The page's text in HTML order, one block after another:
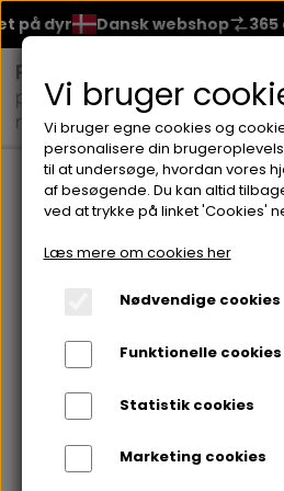
dyr Dansk webshop 365
MAKEUP
ANSIGT
FOUNDATION
BLUSH
BRYN
GEL
ØJNE
HUDPLEJE
ØJENCREME
HÅRPLEJE
SHAMPOO
Forside Brands Seventeen
Vi bruger
Vi bruger egne cookies og
personalisere din
til at undersøge, hvordan vores
af besøgende. Du kan altid
ved at trykke på linket 'Cookies'
Læs mere om cookies her
Nødvendige cookies
Funktionelle cookies
Statistik cookies
Marketing cookies